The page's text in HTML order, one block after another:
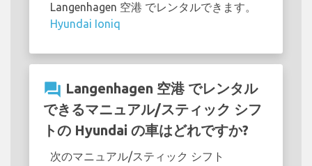
Langenhagen 空港 でレンタルできます。
Hyundai Ioniq
question_answer Langenhagen 空港 でレンタル
できるマニュアル/スティック シフ
トの Hyundai の車はどれですか?
次のマニュアル/スティック シフト